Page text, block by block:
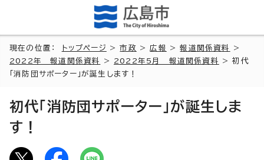
現在の位置： トップページ >市政 >広報 >報道関係資料
>
2022年 報道関係資料
> 2022年5月 報道関係資料
> 初代
「消防団サポーター」が誕生します！
初代「消防団サポーター」が誕生しま
す！